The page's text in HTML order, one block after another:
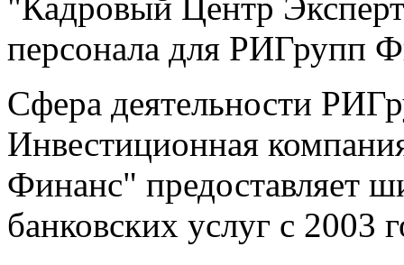
персонала для РИГрупп
Сфера деятельности
Инвестиционная
Финанс" предоставляет
банковских услуг с 2003